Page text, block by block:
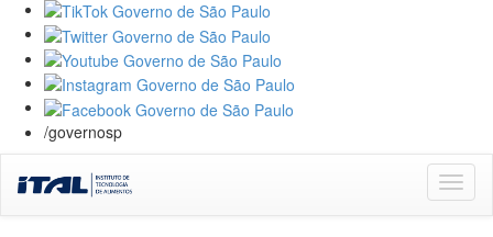
/governosp
navigation